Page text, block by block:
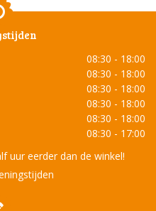
08:30 - 18:00
08:30 - 18:00
08:30 - 18:00
08:30 - 18:00
08:30 - 18:00
08:30 - 17:00
uur eerder dan de winkel!